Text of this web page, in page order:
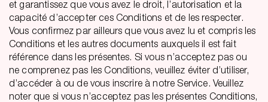
et garantissez que vous avez le droit, l’autorisation et la
capacité d’accepter ces Conditions et de les respecter.
Vous confirmez par ailleurs que vous avez lu et compris les
Conditions et les autres documents auxquels il est fait
référence dans les présentes. Si vous n’acceptez pas ou
ne comprenez pas les Conditions, veuillez éviter d’utiliser,
d’accéder à ou de vous inscrire à notre Service. Veuillez
noter que si vous n’acceptez pas les présentes Conditions,